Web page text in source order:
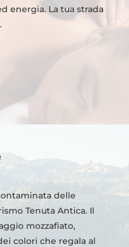
energia. La tua strada
delle
Tenuta Antica. Il
mozzafiato,
colori che regala al